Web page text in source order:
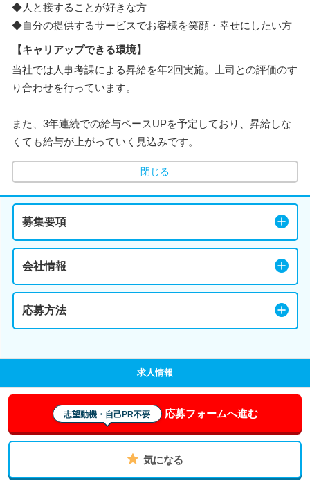
◆人と接することが好きな方
◆自分の提供するサービスでお客様を笑顔・幸せにしたい方
【キャリアップできる環境】
当社では人事考課による昇給を年2回実施。上司との評価のす
り合わせを行っています。
また、3年連続での給与ベースUPを予定しており、昇給しな
くても給与が上がっていく見込みです。
閉じる
募集要項
会社情報
応募方法
求人情報
志望動機・自己PR不要 応募フォームへ進む
気になる